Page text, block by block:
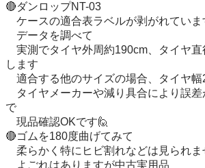
🔴ダンロップNT-03
ケースの適合表ラベルが剥がれていま
データを調べて
実測でタイヤ外周約190cm、タイヤ直
します
適合する他のサイズの場合、タイヤ幅
タイヤメーカーや減り具合により誤差
で
現品確認OKです🙋
🔴ゴムを180度曲げてみて
柔らかく特にヒビ割れなどは見られま
よごれはありますが中古実用品